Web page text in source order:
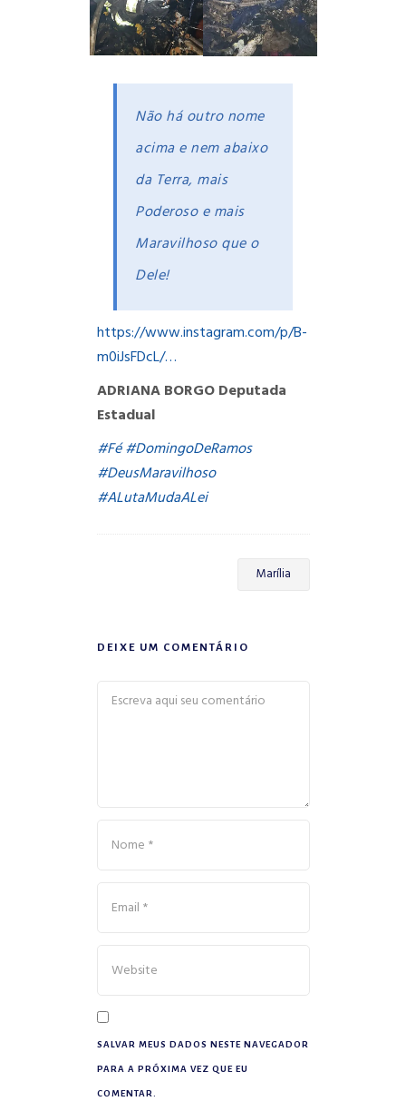
Não há outro nome
acima e nem abaixo
da Terra, mais
Poderoso e mais
Maravilhoso que o
Dele!
https://www.instagram.com/p/B-
m0iJsFDcL/…
ADRIANA BORGO Deputada
Estadual
#Fé #DomingoDeRamos
#DeusMaravilhoso
#ALutaMudaALei
Marília
DEIXE UM COMENTÁRIO
SALVAR MEUS DADOS NESTE NAVEGADOR
PARA A PRÓXIMA VEZ QUE EU
COMENTAR.